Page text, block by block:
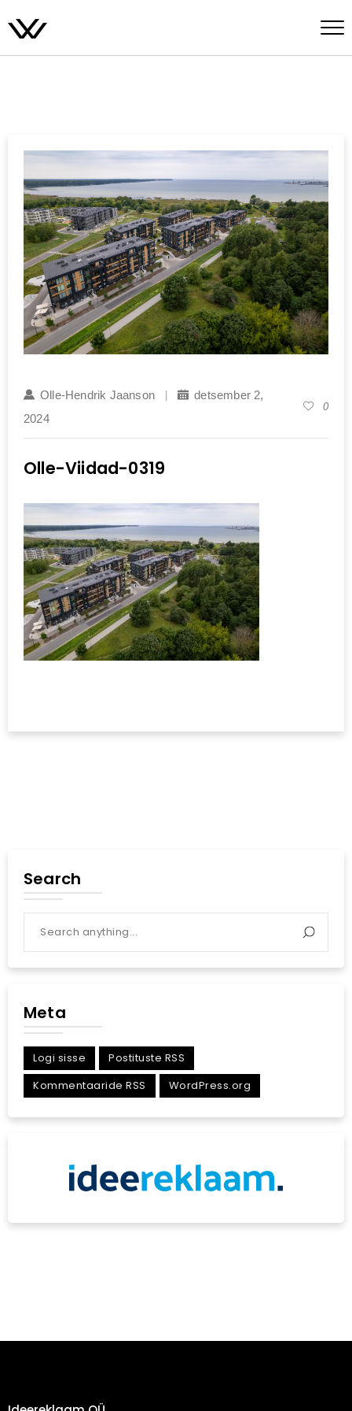
Olle-Hendrik Jaanson
detsember 2,
2024
0
Olle-Viidad-0319
Search
Meta
Logi sisse
Postituste RSS
Kommentaaride RSS
WordPress.org